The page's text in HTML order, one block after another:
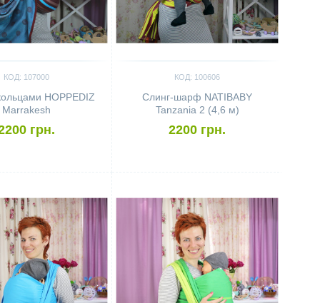
КОД: 107000
HOPPEDIZ
Marrakesh
грн.
КОД: 100606
Слинг-шарф NATIBABY
Tanzania 2 (4,6 м)
2200 грн.